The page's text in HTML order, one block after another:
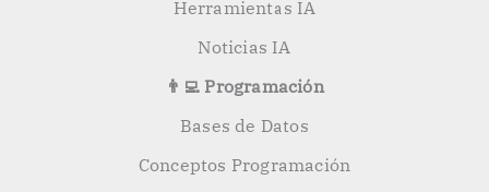
Herramientas IA
Noticias IA
👨‍💻 Programación
Bases de Datos
Conceptos Programación